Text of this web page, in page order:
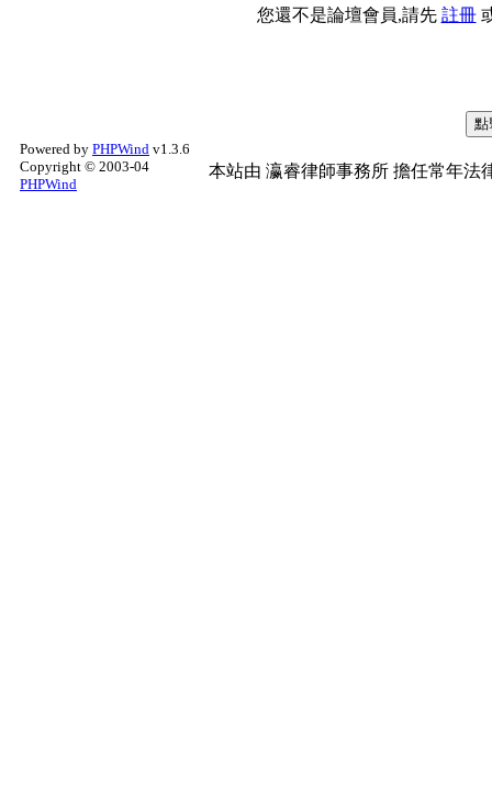
您還不是論壇會員,請先 註冊
Powered by PHPWind v1.3.6
Copyright © 2003-04
PHPWind
本站由 瀛睿律師事務所 擔任常年法